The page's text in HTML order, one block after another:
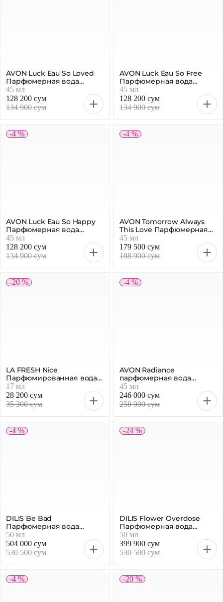
AVON Luck Eau So Loved
Парфюмерная вода
женская, 45мл
45 мл
128 200 сум
134 900 сум
AVON Luck Eau So Free
Парфюмерная вода
женская, 45 мл
45 мл
128 200 сум
134 900 сум
-4 %
AVON Luck Eau So Happy
Парфюмерная вода
женская, 45 мл
45 мл
128 200 сум
134 900 сум
-4 %
AVON Tomorrow Always
This Love Парфюмерная
45 мл
179 500 сум
188 900 сум
-20 %
LA FRESH Nice
Парфюмированная вода с
феромонами женская, 17
мл
17 мл
28 200 сум
35 300 сум
-4 %
AVON Radiance
парфюмерная вода
женская, 45 мл
45 мл
246 000 сум
258 900 сум
-4 %
DILIS Be Bad
Парфюмерная вода
женская, 50 мл
50 мл
504 000 сум
530 500 сум
-24 %
DILIS Flower Overdose
Парфюмерная вода
женская, 50 мл
50 мл
399 900 сум
530 500 сум
-4 % -20 %